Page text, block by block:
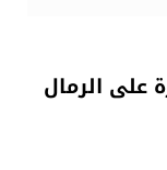
على الرمال